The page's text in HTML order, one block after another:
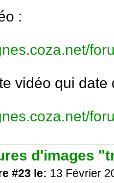
:
vidéo qui
d'images
#23 le: 13 Février